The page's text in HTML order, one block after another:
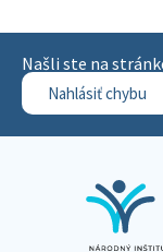
Našli ste na
Nahlásiť chybu